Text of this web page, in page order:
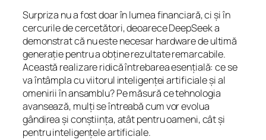
Surpriza nu a fost doar în lumea financiară, ci și în
cercurile de cercetători, deoarece DeepSeek a
demonstrat că nu este necesar hardware de ultimă
generație pentru a obține rezultate remarcabile.
Această realizare ridică întrebarea esențială: ce se
va întâmpla cu viitorul inteligenței artificiale și al
omenirii în ansamblu? Pe măsură ce tehnologia
avansează, mulți se întreabă cum vor evolua
gândirea și conștiința, atât pentru oameni, cât și
pentru inteligențele artificiale.